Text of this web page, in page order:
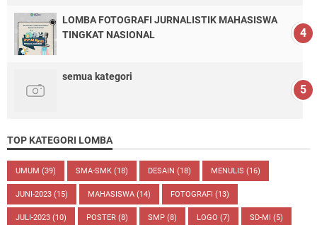
LOMBA FOTOGRAFI JURNALISTIK MAHASISWA
TINGKAT NASIONAL
semua kategori
TOP KATEGORI LOMBA
UMUM (39) SMA-SMK (18) DESAIN (18) MENULIS (16)
JUNI-2023 (15) MAHASISWA (14) FOTOGRAFI (13)
JULI-2023 (10) POSTER (8) SMP (8) LOGO (7) SD-MI (5)